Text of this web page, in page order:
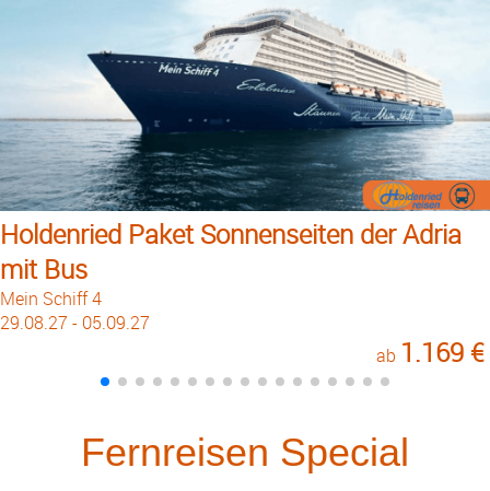
Holdenried Paket Sonnenseiten der Adria
mit Bus
Mein Schiff 4
29.08.27 - 05.09.27
ab 1.169 €
Fernreisen Special